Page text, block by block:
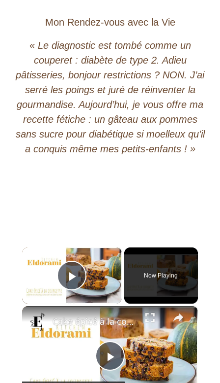
​Mon Rendez-vous avec la Vie
« Le diagnostic est tombé comme un
couperet : diabète de type 2. Adieu
pâtisseries, bonjour restrictions ? NON. J’ai
serré les poings et juré de réinventer la
gourmandise. Aujourd’hui, je vous offre ma
recette fétiche : un gâteau aux pommes
sans sucre pour diabétique​ si moelleux qu’il
a conquis même mes petits-enfants ! »
×
Play Video
Now Playing
×
P
Cake épicé à la courgette et aux pépites de chocolat | Sans sucre et sans lactose